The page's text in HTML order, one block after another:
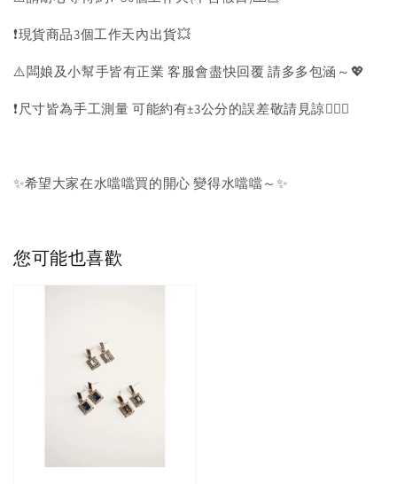
❗️現貨商品3個工作天內出貨💥
⚠️闆娘及小幫手皆有正業 客服會盡快回覆 請多多包涵～💖
❗️尺寸皆為手工測量 可能約有±3公分的誤差敬請見諒🙇🏻‍♀️
✨希望大家在水噹噹買的開心 變得水噹噹～✨
您可能也喜歡